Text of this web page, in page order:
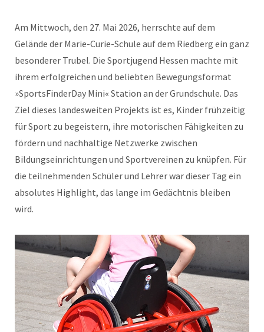
Am Mittwoch, den 27. Mai 2026, herrschte auf dem
Gelände der Marie-Curie-Schule auf dem Riedberg ein ganz
besonderer Trubel. Die Sportjugend Hessen machte mit
ihrem erfolgreichen und beliebten Bewegungsformat
»SportsFinderDay Mini« Station an der Grundschule. Das
Ziel dieses landesweiten Projekts ist es, Kinder frühzeitig
für Sport zu begeistern, ihre motorischen Fähigkeiten zu
fördern und nachhaltige Netzwerke zwischen
Bildungseinrichtungen und Sportvereinen zu knüpfen. Für
die teilnehmenden Schüler und Lehrer war dieser Tag ein
absolutes Highlight, das lange im Gedächtnis bleiben
wird.